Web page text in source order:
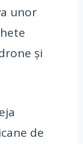
unor
și
de